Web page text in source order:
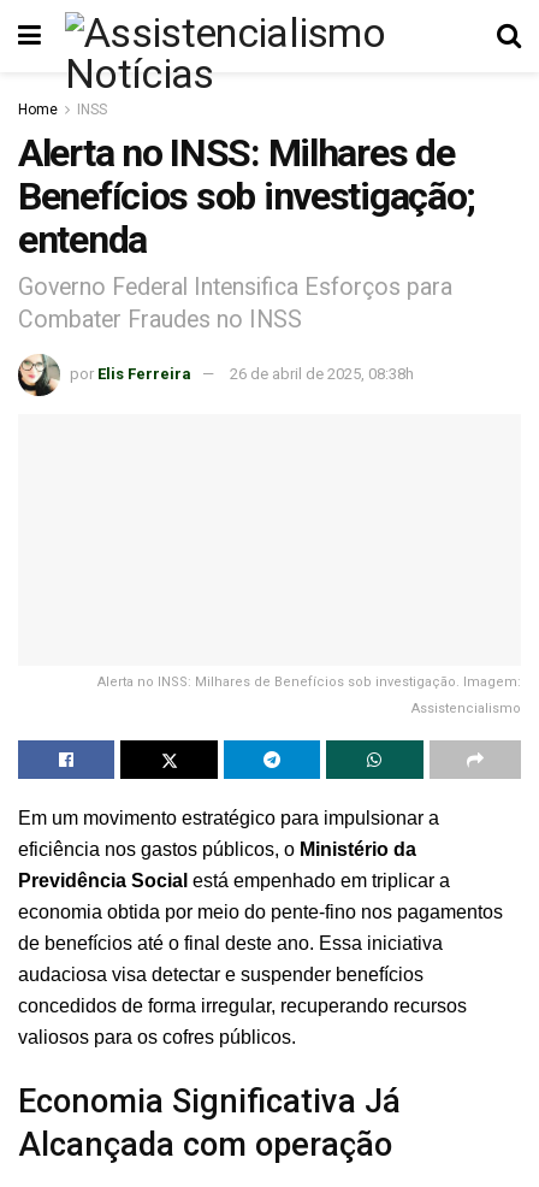
Home INSS
Alerta no INSS: Milhares de
Benefícios sob investigação;
entenda
Governo Federal Intensifica Esforços para
Combater Fraudes no INSS
por Elis Ferreira 26 de abril de 2025, 08:38h
Alerta no INSS: Milhares de Benefícios sob investigação. Imagem:
Assistencialismo
Em um movimento estratégico para impulsionar a
eficiência nos gastos públicos, o Ministério da
Previdência Social está empenhado em triplicar a
economia obtida por meio do pente-fino nos pagamentos
de benefícios até o final deste ano. Essa iniciativa
audaciosa visa detectar e suspender benefícios
concedidos de forma irregular, recuperando recursos
valiosos para os cofres públicos.
Economia Significativa Já
Alcançada com operação